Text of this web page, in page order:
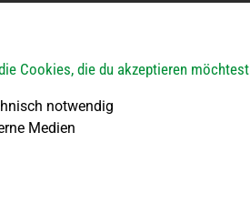
Öffnungszeiten:
von 8.00 bis 10.00 Uhr
Cookies, die du akzeptieren möchtest
notwendig
Medien